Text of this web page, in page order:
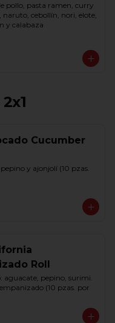
pollo, pasta ramen, curry
naruto, cebollín, nori, elote,
y calabaza
Cucumber
y ajonjolí (10 pzas.
Roll
aguacate, pepino, surimi.
(10 pzas. por